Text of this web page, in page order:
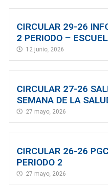
CIRCULAR 29-26
2 PERIODO –
12 junio, 2026
CIRCULAR 27-26
SEMANA DE LA
27 mayo, 2026
CIRCULAR 26-26
PERIODO 2
27 mayo, 2026